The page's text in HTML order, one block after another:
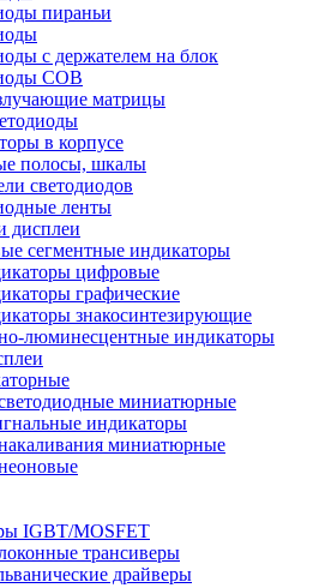
пираньи
с держателем на блок
COB
матрицы
в корпусе
полосы, шкалы
светодиодов
ленты
дисплеи
сегментные индикаторы
цифровые
графические
знакосинтезирующие
люминесцентные индикаторы
миниатюрные
индикаторы
миниатюрные
IGBT/MOSFET
трансиверы
драйверы